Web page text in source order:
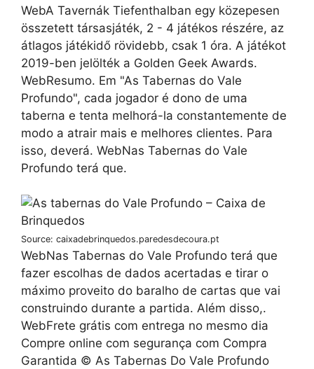
WebA Tavernák Tiefenthalban egy közepesen
összetett társasjáték, 2 - 4 játékos részére, az
átlagos játékidő rövidebb, csak 1 óra. A játékot
2019-ben jelölték a Golden Geek Awards.
WebResumo. Em "As Tabernas do Vale
Profundo", cada jogador é dono de uma
taberna e tenta melhorá-la constantemente de
modo a atrair mais e melhores clientes. Para
isso, deverá. WebNas Tabernas do Vale
Profundo terá que.
Source: caixadebrinquedos.paredesdecoura.pt
WebNas Tabernas do Vale Profundo terá que
fazer escolhas de dados acertadas e tirar o
máximo proveito do baralho de cartas que vai
construindo durante a partida. Além disso,.
WebFrete grátis com entrega no mesmo dia
Compre online com segurança com Compra
Garantida © As Tabernas Do Vale Profundo